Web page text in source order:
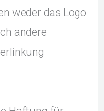
weder das Logo
andere